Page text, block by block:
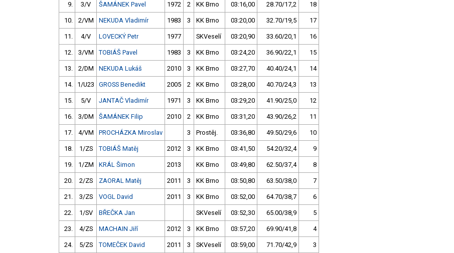
9. 3/V ŠAMÁNEK Pavel 1972 2 KK Brno 03:16,00 28.70/17,2 18
10. 2/VM NEKUDA Vladimír 1983 3 KK Brno 03:20,00 32.70/19,5 17
11. 4/V LOVECKÝ Petr 1977 SKVeselí 03:20,90 33.60/20,1 16
12. 3/VM TOBIÁŠ Pavel 1983 3 KK Brno 03:24,20 36.90/22,1 15
13. 2/DM NEKUDA Lukáš 2010 3 KK Brno 03:27,70 40.40/24,1 14
14. 1/U23 GROSS Benedikt 2005 2 KK Brno 03:28,00 40.70/24,3 13
15. 5/V JANTAČ Vladimír 1971 3 KK Brno 03:29,20 41.90/25,0 12
16. 3/DM ŠAMÁNEK Filip 2010 2 KK Brno 03:31,20 43.90/26,2 11
17. 4/VM PROCHÁZKA Miroslav 3 Prostěj. 03:36,80 49.50/29,6 10
18. 1/ZS TOBIÁŠ Matěj 2012 3 KK Brno 03:41,50 54.20/32,4 9
19. 1/ZM KRÁL Šimon 2013 KK Brno 03:49,80 62.50/37,4 8
20. 2/ZS ZAORAL Matěj 2011 3 KK Brno 03:50,80 63.50/38,0 7
21. 3/ZS VOGL David 2011 3 KK Brno 03:52,00 64.70/38,7 6
22. 1/SV BŘEČKA Jan SKVeselí 03:52,30 65.00/38,9 5
23. 4/ZS MACHAIN Jiří 2012 3 KK Brno 03:57,20 69.90/41,8 4
24. 5/ZS TOMEČEK David 2011 3 SKVeselí 03:59,00 71.70/42,9 3